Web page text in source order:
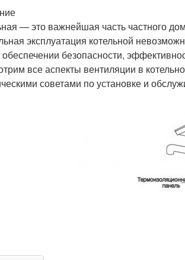
— это важнейшая часть частного
эксплуатация котельной
обеспечении безопасности,
все аспекты вентиляции в
советами по установке и